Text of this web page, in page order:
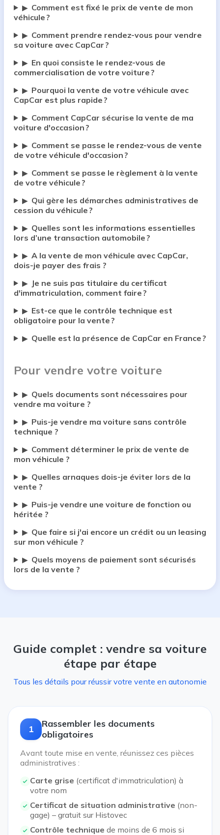
▶ Comment est fixé le prix de vente de mon
véhicule ?
▶ Comment prendre rendez-vous pour vendre
sa voiture avec CapCar ?
▶ En quoi consiste le rendez-vous de
commercialisation de votre voiture ?
▶ Pourquoi la vente de votre véhicule avec
CapCar est plus rapide ?
▶ Comment CapCar sécurise la vente de ma
voiture d'occasion ?
▶ Comment se passe le rendez-vous de vente
de votre véhicule d'occasion ?
▶ Comment se passe le règlement à la vente
de votre véhicule ?
▶ Qui gère les démarches administratives de
cession du véhicule ?
▶ Quelles sont les informations essentielles
lors d’une transaction automobile ?
▶ A la vente de mon véhicule avec CapCar,
dois-je payer des frais ?
▶
Je ne suis pas titulaire du certificat
d'immatriculation, comment faire ?
▶ Est-ce que le contrôle technique est
obligatoire pour la vente ?
▶ Quelle est la présence de CapCar en France ?
Pour vendre votre voiture
▶ Quels documents sont nécessaires pour
vendre ma voiture ?
▶ Puis-je vendre ma voiture sans contrôle
technique ?
▶ Comment déterminer le prix de vente de
mon véhicule ?
▶ Quelles arnaques dois-je éviter lors de la
vente ?
▶ Puis-je vendre une voiture de fonction ou
héritée ?
▶ Que faire si j'ai encore un crédit ou un leasing
sur mon véhicule ?
▶ Quels moyens de paiement sont sécurisés
lors de la vente ?
Guide complet : vendre sa voiture
étape par étape
Tous les détails pour réussir votre vente en autonomie
1
Rassembler les documents
obligatoires
Avant toute mise en vente, réunissez ces pièces
administratives :
Carte grise (certificat d'immatriculation) à
votre nom
Certificat de situation administrative (non-
gage) – gratuit sur Histovec
Contrôle technique de moins de 6 mois si